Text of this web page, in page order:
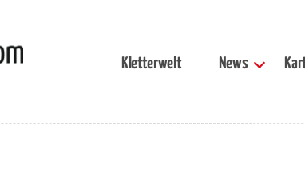
Kletterwelt News